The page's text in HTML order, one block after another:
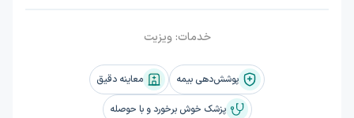
خدمات:ویزیت
پوشش‌دهی بیمه معاینه دقیق
پزشک خوش برخورد و با حوصله